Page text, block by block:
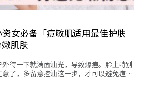
女必备「痘敏肌适用最佳护肤
肌肤
待一下就满面油光，导致爆痘。脸上特别
意了，多留意控油这一步，才可以避免痘…